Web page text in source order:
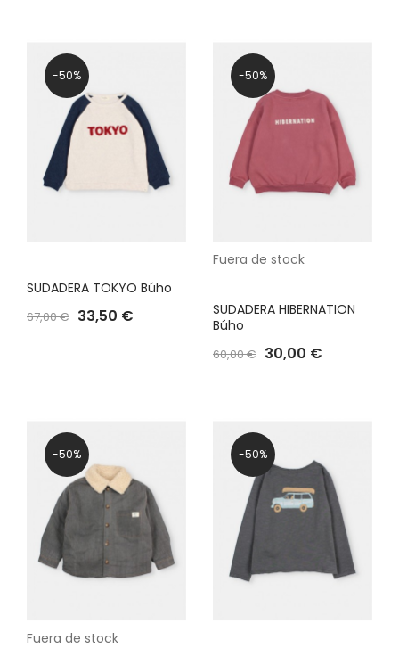
-50%
SUDADERA TOKYO Búho
67,00 € 33,50 €
-50%
Fuera de stock
SUDADERA HIBERNATION
Búho
60,00 € 30,00 €
-50%
Fuera de stock
-50%